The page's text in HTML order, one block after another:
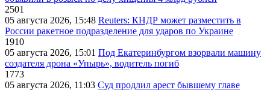
2501
05 августа 2026, 15:48 Reuters: КНДР может разместить в
России ракетное подразделение для ударов по Украине
1910
05 августа 2026, 15:01 Под Екатеринбургом взорвали машину
создателя дрона «Упырь», водитель погиб
1773
05 августа 2026, 11:03 Суд продлил арест бывшему главе